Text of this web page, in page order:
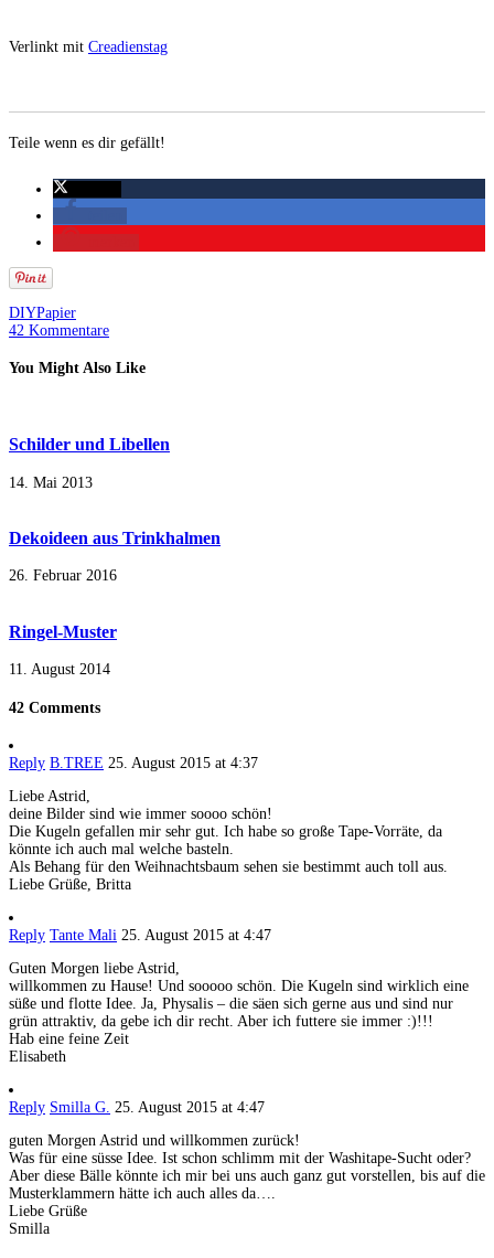
Verlinkt mit Creadienstag
Teile wenn es dir gefällt!
DIYPapier
42 Kommentare
You Might Also Like
Schilder und Libellen
14. Mai 2013
Dekoideen aus Trinkhalmen
26. Februar 2016
Ringel-Muster
11. August 2014
42 Comments
Reply B.TREE 25. August 2015 at 4:37
Liebe Astrid,
deine Bilder sind wie immer soooo schön!
Die Kugeln gefallen mir sehr gut. Ich habe so große Tape-Vorräte, da
könnte ich auch mal welche basteln.
Als Behang für den Weihnachtsbaum sehen sie bestimmt auch toll aus.
Liebe Grüße, Britta
Reply Tante Mali 25. August 2015 at 4:47
Guten Morgen liebe Astrid,
willkommen zu Hause! Und sooooo schön. Die Kugeln sind wirklich eine
süße und flotte Idee. Ja, Physalis – die säen sich gerne aus und sind nur
grün attraktiv, da gebe ich dir recht. Aber ich futtere sie immer :)!!!
Hab eine feine Zeit
Elisabeth
Reply Smilla G. 25. August 2015 at 4:47
guten Morgen Astrid und willkommen zurück!
Was für eine süsse Idee. Ist schon schlimm mit der Washitape-Sucht oder?
Aber diese Bälle könnte ich mir bei uns auch ganz gut vorstellen, bis auf die
Musterklammern hätte ich auch alles da….
Liebe Grüße
Smilla